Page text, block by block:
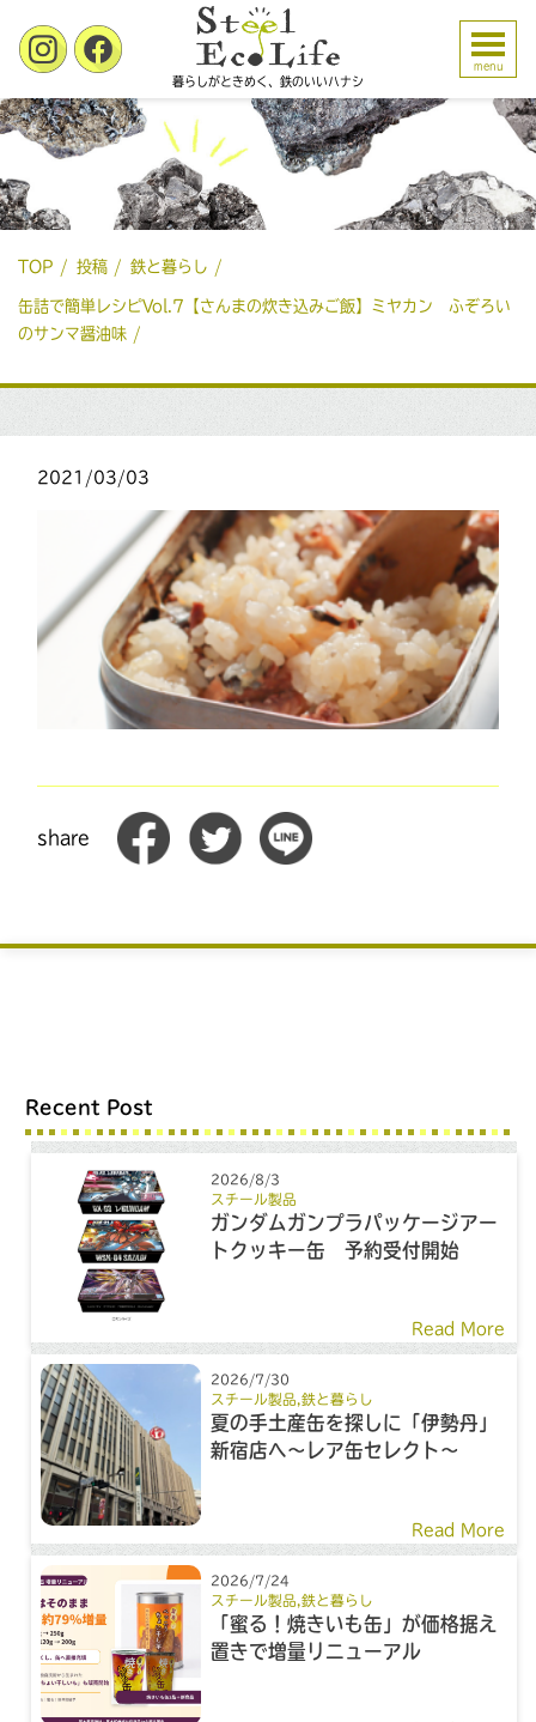
暮らしがときめく、鉄のいいハナシ
menu
TOP 投稿 鉄と暮らし
缶詰で簡単レシピVol.7【さんまの炊き込みご飯】ミヤカン ふぞろい
のサンマ醤油味
2021/03/03
share
Recent Post
2026/8/3
スチール製品
ガンダムガンプラパッケージアー
トクッキー缶 予約受付開始
Read More
2026/7/30
スチール製品 ,鉄と暮らし
夏の手土産缶を探しに「伊勢丹」
新宿店へ～レア缶セレクト～
Read More
2026/7/24
スチール製品 ,鉄と暮らし
「蜜る！焼きいも缶」が価格据え
置きで増量リニューアル